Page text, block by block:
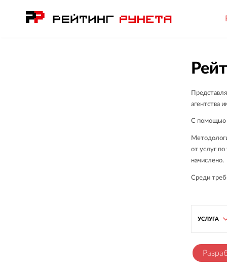
агентства
С помощью
от услуг
начислено.
Среди
УСЛУГА